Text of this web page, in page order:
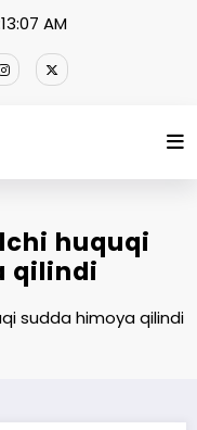
AM
huquqi
qilindi
sudda himoya qilindi